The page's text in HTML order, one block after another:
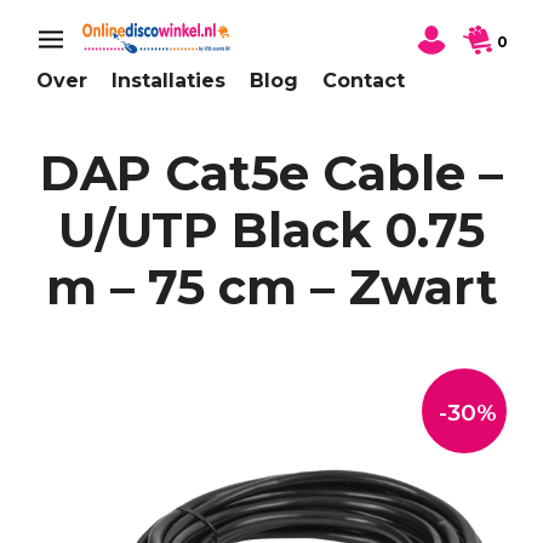
Over Installaties Blog Contact
0
DAP Cat5e Cable –
U/UTP Black 0.75
m – 75 cm – Zwart
-30%